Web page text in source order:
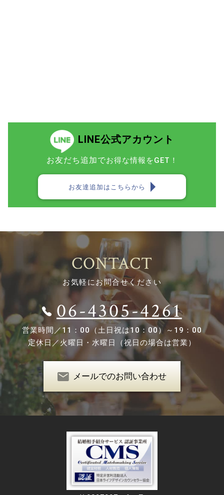
LINE公式アカウント
お友だち追加でお得な情報をGET！
お友達追加はこちらから
CONTACT
お気軽にお問合せください
06-4305-4261
営業時間／11：00（土日祝は10：00）～19：00
定休日／火曜日・水曜日（祝日の場合は営業）
メールでのお問い合わせ